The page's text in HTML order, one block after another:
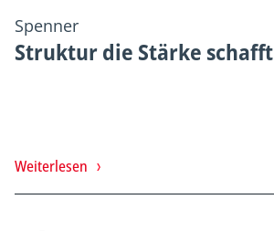
Spenner
Struktur die Stärke schafft
Weiterlesen